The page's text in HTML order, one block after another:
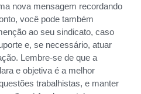
nova mensagem recordando
você pode também
ao seu sindicato, caso
e, se necessário, atuar
Lembre-se de que a
e objetiva é a melhor
trabalhistas, e manter